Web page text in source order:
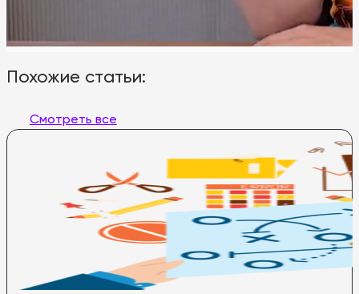
Похожие статьи:
Смотреть все